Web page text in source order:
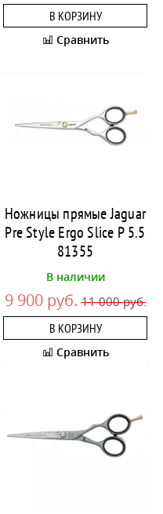
В КОРЗИНУ
Сравнить
Ножницы прямые Jaguar
Pre Style Ergo Slice P 5.5
81355
В наличии
9 900 руб. 11 000 руб.
В КОРЗИНУ
Сравнить